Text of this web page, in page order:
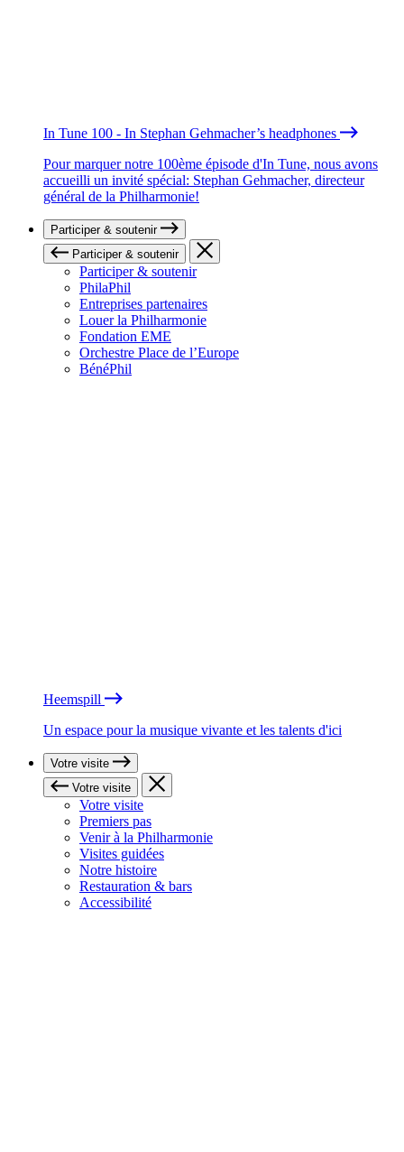
In Tune 100 - In Stephan Gehmacher’s headphones
Pour marquer notre 100ème épisode d'In Tune, nous avons
accueilli un invité spécial: Stephan Gehmacher, directeur
général de la Philharmonie!
Participer & soutenir
Participer & soutenir
Participer & soutenir
PhilaPhil
Entreprises partenaires
Louer la Philharmonie
Fondation EME
Orchestre Place de l’Europe
BénéPhil
Heemspill
Un espace pour la musique vivante et les talents d'ici
Votre visite
Votre visite
Votre visite
Premiers pas
Venir à la Philharmonie
Visites guidées
Notre histoire
Restauration & bars
Accessibilité